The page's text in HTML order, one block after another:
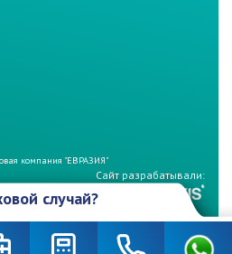
компания "ЕВРАЗИЯ"
Сайт разрабатывали:
случай?
полис СК «Евразия». Для начала